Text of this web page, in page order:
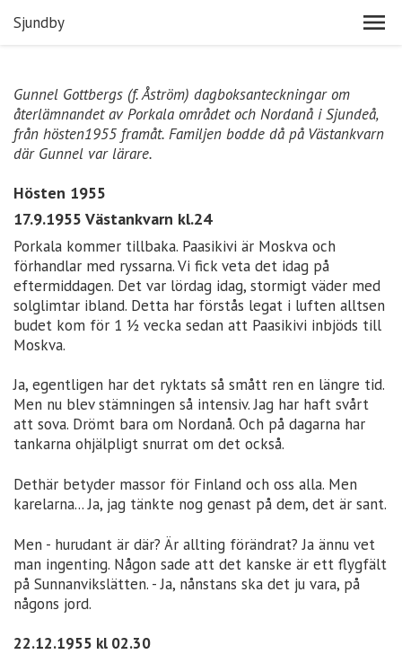
Sjundby
Gunnel Gottbergs (f. Åström) dagboksanteckningar om
återlämnandet av Porkala området och Nordanå i Sjundeå,
från hösten1955 framåt. Familjen bodde då på Västankvarn
där Gunnel var lärare.
Hösten 1955
17.9.1955 Västankvarn kl.24
Porkala kommer tillbaka. Paasikivi är Moskva och
förhandlar med ryssarna. Vi fick veta det idag på
eftermiddagen. Det var lördag idag, stormigt väder med
solglimtar ibland. Detta har förstås legat i luften alltsen
budet kom för 1 ½ vecka sedan att Paasikivi inbjöds till
Moskva.
Ja, egentligen har det ryktats så smått ren en längre tid.
Men nu blev stämningen så intensiv. Jag har haft svårt
att sova. Drömt bara om Nordanå. Och på dagarna har
tankarna ohjälpligt snurrat om det också.
Dethär betyder massor för Finland och oss alla. Men
karelarna... Ja, jag tänkte nog genast på dem, det är sant.
Men - hurudant är där? Är allting förändrat? Ja ännu vet
man ingenting. Någon sade att det kanske är ett flygfält
på Sunnanvikslätten. - Ja, nånstans ska det ju vara, på
någons jord.
22.12.1955 kl 02.30